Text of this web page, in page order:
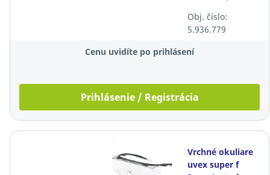
Obj. číslo:
5.936.779
Cenu uvidíte po prihlásení
Prihlásenie / Registrácia
Vrchné okuliare
uvex super f